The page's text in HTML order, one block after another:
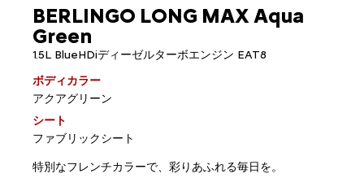
BERLINGO LONG MAX Aqua
Green
1.5L BlueHDiディーゼルターボエンジン EAT8
ボディカラー
アクアグリーン
シート
ファブリックシート
特別なフレンチカラーで、彩りあふれる毎日を。